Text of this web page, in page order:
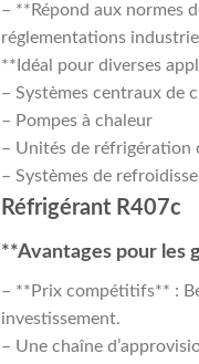
– **Répond aux normes
réglementations
**Idéal pour diverses
– Systèmes centraux de
– Pompes à chaleur
– Unités de réfrigération
– Systèmes de
Réfrigérant R407c
**Avantages pour les
– **Prix compétitifs** :
investissement.
– Une chaîne